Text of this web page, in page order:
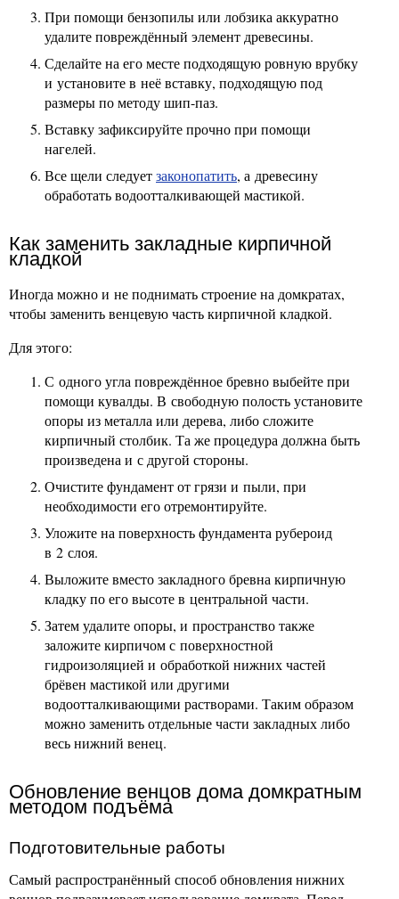
При помощи бензопилы или лобзика аккуратно
удалите повреждённый элемент древесины.
Сделайте на его месте подходящую ровную врубку
и установите в неё вставку, подходящую под
размеры по методу шип-паз.
Вставку зафиксируйте прочно при помощи
нагелей.
Все щели следуетзаконопатить, а древесину
обработать водоотталкивающей мастикой.
Как заменить закладные кирпичной
кладкой
Иногда можно и не поднимать строение на домкратах,
чтобы заменить венцевую часть кирпичной кладкой.
Для этого:
С одного угла повреждённое бревно выбейте при
помощи кувалды. В свободную полость установите
опоры из металла или дерева, либо сложите
кирпичный столбик. Та же процедура должна быть
произведена и с другой стороны.
Очистите фундамент от грязи и пыли, при
необходимости его отремонтируйте.
Уложите на поверхность фундамента рубероид
в 2 слоя.
Выложите вместо закладного бревна кирпичную
кладку по его высоте в центральной части.
Затем удалите опоры, и пространство также
заложите кирпичом с поверхностной
гидроизоляцией и обработкой нижних частей
брёвен мастикой или другими
водоотталкивающими растворами. Таким образом
можно заменить отдельные части закладных либо
весь нижний венец.
Обновление венцов дома домкратным
методом подъёма
Подготовительные работы
Самый распространённый способ обновления нижних